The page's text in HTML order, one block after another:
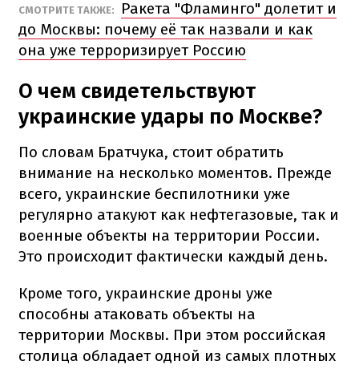
СМОТРИТЕ ТАКЖЕ:
Ракета "Фламинго" долетит и
до Москвы: почему её так назвали и как
она уже терроризирует Россию
О чем свидетельствуют
украинские удары по Москве?
По словам Братчука, стоит обратить
внимание на несколько моментов. Прежде
всего, украинские беспилотники уже
регулярно атакуют как нефтегазовые, так и
военные объекты на территории России.
Это происходит фактически каждый день.
Кроме того, украинские дроны уже
способны атаковать объекты на
территории Москвы. При этом российская
столица обладает одной из самых плотных